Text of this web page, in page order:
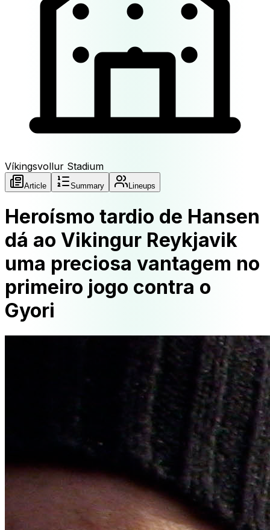
Víkingsvollur Stadium
Article Summary Lineups
Heroísmo tardio de Hansen
dá ao Vikingur Reykjavik
uma preciosa vantagem no
primeiro jogo contra o
Gyori